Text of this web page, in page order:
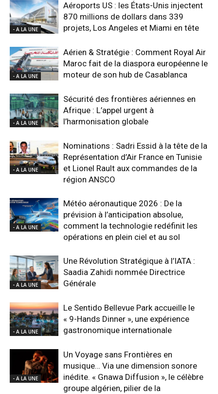
- A LA UNE
Aéroports US : les États-Unis injectent
870 millions de dollars dans 339
projets, Los Angeles et Miami en tête
- A LA UNE
Aérien & Stratégie : Comment Royal Air
Maroc fait de la diaspora européenne le
moteur de son hub de Casablanca
- A LA UNE
Sécurité des frontières aériennes en
Afrique : L’appel urgent à
l’harmonisation globale
- A LA UNE
Nominations : Sadri Essid à la tête de la
Représentation d’Air France en Tunisie
et Lionel Rault aux commandes de la
région ANSCO
- A LA UNE
Météo aéronautique 2026 : De la
prévision à l’anticipation absolue,
comment la technologie redéfinit les
opérations en plein ciel et au sol
- A LA UNE
Une Révolution Stratégique à l’IATA :
Saadia Zahidi nommée Directrice
Générale
- A LA UNE
Le Sentido Bellevue Park accueille le
« 9-Hands Dinner », une expérience
gastronomique internationale
- A LA UNE
Un Voyage sans Frontières en
musique… Via une dimension sonore
inédite. « Gnawa Diffusion », le célèbre
groupe algérien, pilier de la